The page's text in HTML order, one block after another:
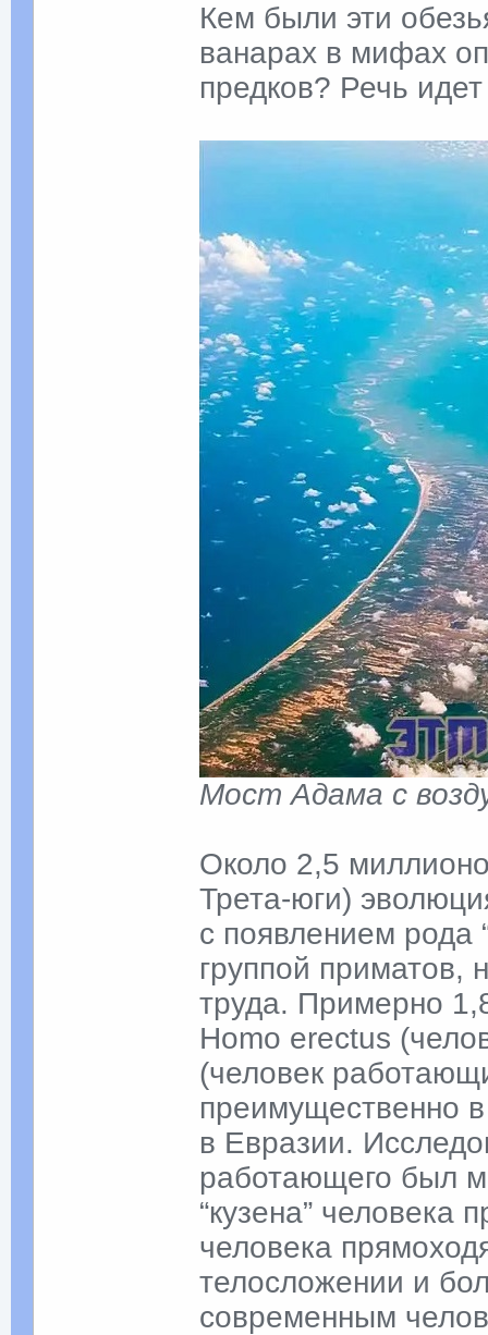
Кем были эти
ванарах в мифах
предков? Речь
Мост Адама с
Около 2,5
Трета-юги)
с появлением рода
группой приматов,
труда. Примерно
Homo erectus
(человек
преимущественно
в Евразии.
работающего был
“кузена” человека
человека
телосложении и
современным